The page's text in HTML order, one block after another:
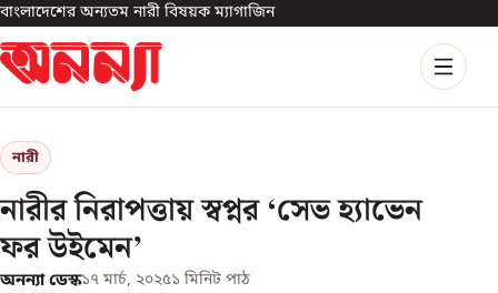
বাংলাদেশের অন্যতম নারী বিষয়ক ম্যাগাজিন
নারী
নারীর নিরাপত্তায় স্বপ্নর ‘সেভ হ্যাভেন
ফর উইমেন’
অনন্যা ডেস্ক১৭ মার্চ, ২০২৫১ মিনিট পাঠ